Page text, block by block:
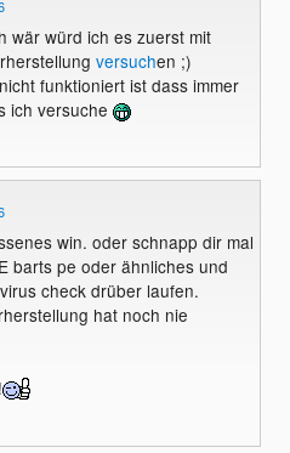
wär würd ich es zuerst mit
versuchen ;)
funktioniert ist dass immer
ich versuche
win. oder schnapp dir mal
barts pe oder ähnliches und
check drüber laufen.
hat noch nie